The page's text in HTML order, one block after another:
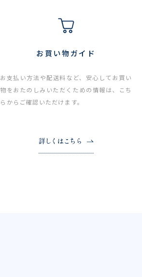
お買い物ガイド
お支払い方法や配送料など、安心してお買い
物をおたのしみいただくための情報は、こち
らからご確認いただけます。
詳しくはこちら